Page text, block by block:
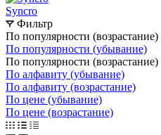
Syncro
Фильтр
По популярности (возрастание)
По популярности (убывание)
По популярности (возрастание)
По алфавиту (убывание)
По алфавиту (возрастание)
По цене (убывание)
По цене (возрастание)